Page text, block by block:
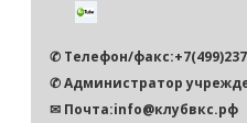
✆ Телефон/
✆ Администратор
✉ Почта:info@клубвкс.рф